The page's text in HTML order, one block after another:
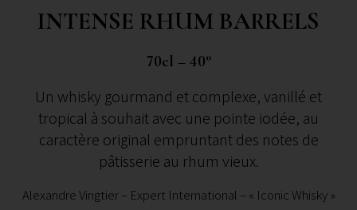
INTENSE RHUM BARRELS
70cl – 40°
Un whisky gourmand et complexe, vanillé et
tropical à souhait avec une pointe iodée, au
caractère original empruntant des notes de
pâtisserie au rhum vieux.
Alexandre Vingtier – Expert International – « Iconic Whisky »